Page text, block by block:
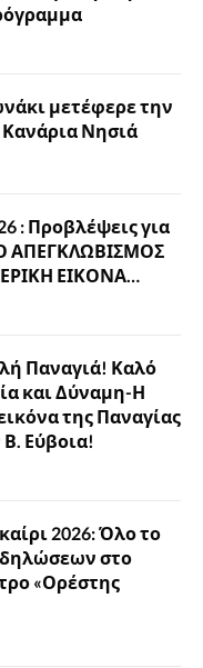
μετέφερε την
Νησιά
: Προβλέψεις για
ΑΠΕΓΚΛΩΒΙΣΜΟΣ
ΕΙΚΟΝΑ…
Παναγιά! Καλό
και Δύναμη-Η
της Παναγίας
Εύβοια!
2026: Όλο το
στο
«Ορέστης